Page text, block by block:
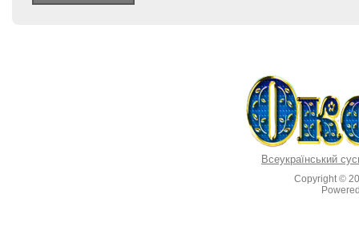
Всеукраїнський
Copyright ©